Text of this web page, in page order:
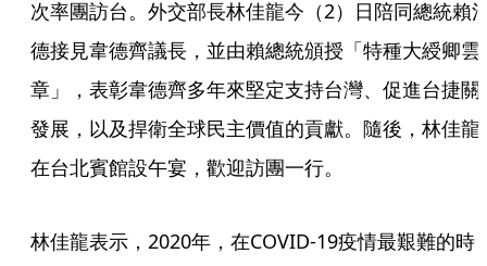
次率團訪台。外交部長林佳龍今（2）日陪同總統賴
德接見韋德齊議長，並由賴總統頒授「特種大綬卿雲
章」，表彰韋德齊多年來堅定支持台灣、促進台捷關
發展，以及捍衛全球民主價值的貢獻。隨後，林佳龍
在台北賓館設午宴，歡迎訪團一行。
林佳龍表示，2020年，在COVID-19疫情最艱難的時